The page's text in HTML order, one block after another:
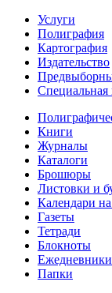
Услуги
Полиграфия
Картография
Издательство
Специальная
Книги
Журналы
Каталоги
Брошюры
Листовки и
Календари на
Газеты
Тетради
Блокноты
Ежедневники
Папки